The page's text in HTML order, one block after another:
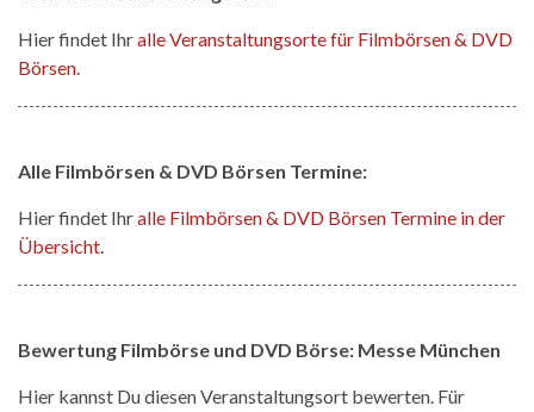
Hier findet Ihralle Veranstaltungsorte für Filmbörsen & DVD
Börsen.
Alle Filmbörsen & DVD Börsen Termine:
Hier findet Ihralle Filmbörsen & DVD Börsen Termine in der
Übersicht.
Bewertung Filmbörse und DVD Börse: Messe München
Hier kannst Du diesen Veranstaltungsort bewerten. Für